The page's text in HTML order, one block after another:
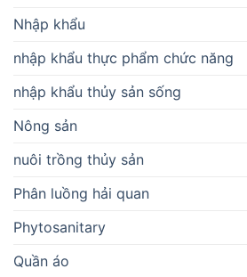
Nhập khẩu
nhập khẩu thực phẩm chức năng
nhập khẩu thủy sản sống
Nông sản
nuôi trồng thủy sản
Phân luồng hải quan
Phytosanitary
Quần áo